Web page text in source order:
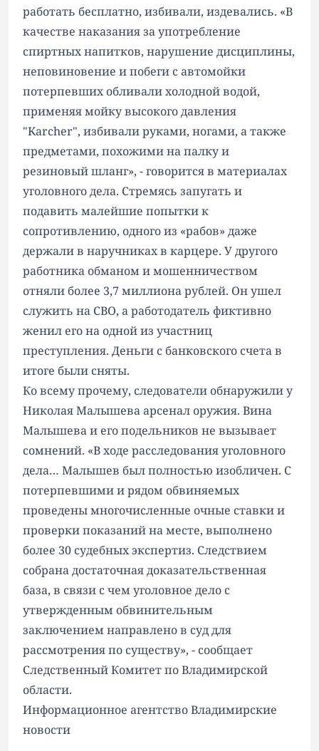
работать бесплатно, избивали, издевались. «В
качестве наказания за употребление
спиртных напитков, нарушение дисциплины,
неповиновение и побеги с автомойки
потерпевших обливали холодной водой,
применяя мойку высокого давления
"Karcher", избивали руками, ногами, а также
предметами, похожими на палку и
резиновый шланг», - говорится в материалах
уголовного дела. Стремясь запугать и
подавить малейшие попытки к
сопротивлению, одного из «рабов» даже
держали в наручниках в карцере. У другого
работника обманом и мошенничеством
отняли более 3,7 миллиона рублей. Он ушел
служить на СВО, а работодатель фиктивно
женил его на одной из участниц
преступления. Деньги с банковского счета в
итоге были сняты.
Ко всему прочему, следователи обнаружили у
Николая Малышева арсенал оружия. Вина
Малышева и его подельников не вызывает
сомнений. «В ходе расследования уголовного
дела… Малышев был полностью изобличен. С
потерпевшими и рядом обвиняемых
проведены многочисленные очные ставки и
проверки показаний на месте, выполнено
более 30 судебных экспертиз. Следствием
собрана достаточная доказательственная
база, в связи с чем уголовное дело с
утвержденным обвинительным
заключением направлено в суд для
рассмотрения по существу», - сообщает
Следственный Комитет по Владимирской
области.
Информационное агентство Владимирские
новости